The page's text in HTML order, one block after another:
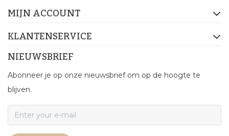
MIJN ACCOUNT
KLANTENSERVICE
NIEUWSBRIEF
Abonneer je op onze nieuwsbrief om op de hoogte te
blijven.